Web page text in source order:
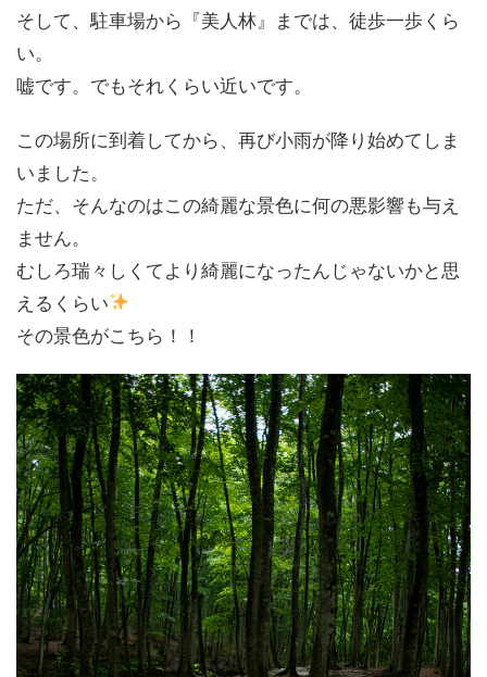
そして、駐車場から『美人林』までは、徒歩一歩くら
い。
嘘です。でもそれくらい近いです。
この場所に到着してから、再び小雨が降り始めてしま
いました。
ただ、そんなのはこの綺麗な景色に何の悪影響も与え
ません。
むしろ瑞々しくてより綺麗になったんじゃないかと思
えるくらい
その景色がこちら！！